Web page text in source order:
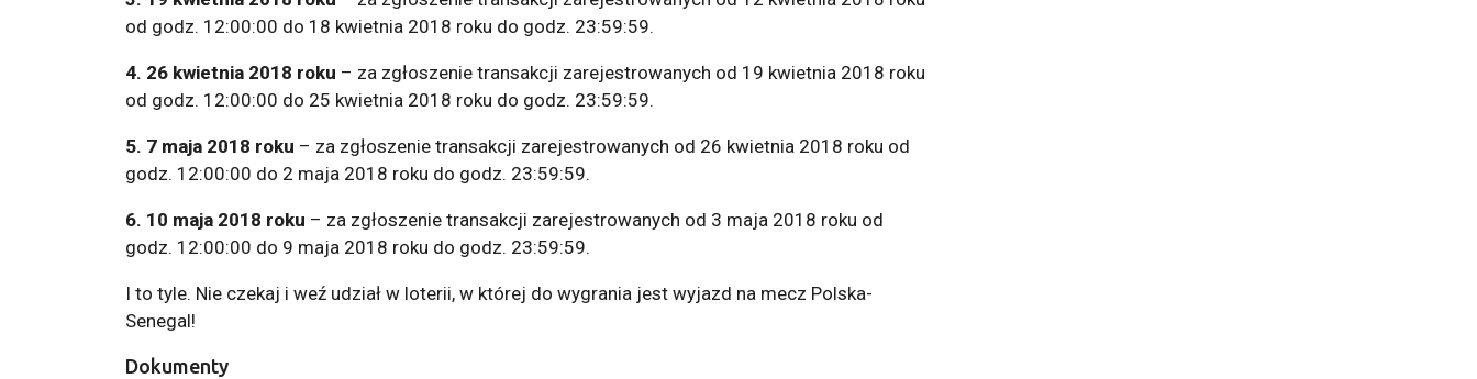
od godz. 12:00:00 do 18 kwietnia 2018 roku do godz. 23:59:59.
4. 26 kwietnia 2018 roku – za zgłoszenie transakcji zarejestrowanych od 19 kwietnia 2018 roku
od godz. 12:00:00 do 25 kwietnia 2018 roku do godz. 23:59:59.
5. 7 maja 2018 roku – za zgłoszenie transakcji zarejestrowanych od 26 kwietnia 2018 roku od
godz. 12:00:00 do 2 maja 2018 roku do godz. 23:59:59.
6. 10 maja 2018 roku – za zgłoszenie transakcji zarejestrowanych od 3 maja 2018 roku od
godz. 12:00:00 do 9 maja 2018 roku do godz. 23:59:59.
I to tyle. Nie czekaj i weź udział w loterii, w której do wygrania jest wyjazd na mecz Polska-
Senegal!
Dokumenty